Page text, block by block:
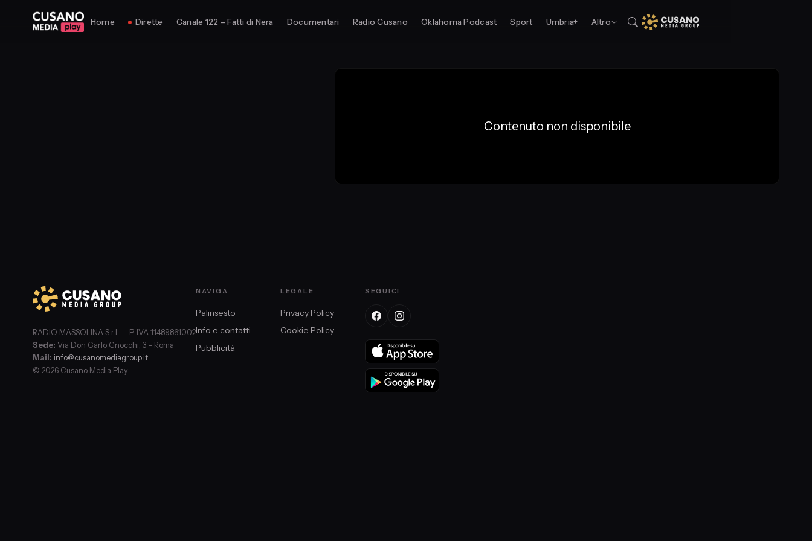
Home Dirette Canale 122 – Fatti di Nera Documentari Radio Cusano Oklahoma Podcast Sport Umbria+ Altro
Contenuto non disponibile
RADIO MASSOLINA S.r.l. — P. IVA 11489861002
Sede: Via Don Carlo Gnocchi, 3 – Roma
Mail: info@cusanomediagroup.it
© 2026 Cusano Media Play
NAVIGA
Palinsesto
Info e contatti
Pubblicità
LEGALE
Privacy Policy
Cookie Policy
SEGUICI